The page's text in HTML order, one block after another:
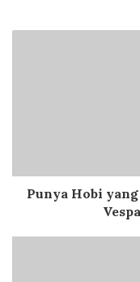
Punya Hobi